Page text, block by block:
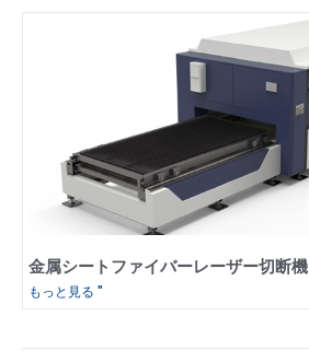
金属シートファイバーレーザー切断機
もっと見る "